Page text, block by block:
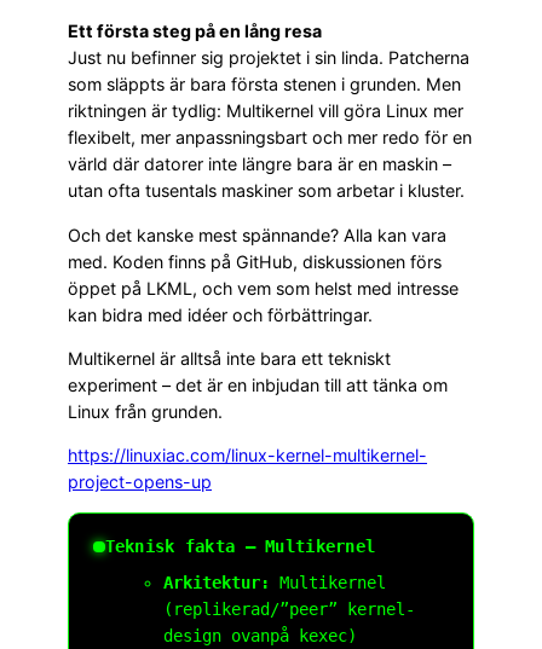
Ett första steg på en lång resa
Just nu befinner sig projektet i sin linda. Patcherna
som släppts är bara första stenen i grunden. Men
riktningen är tydlig: Multikernel vill göra Linux mer
flexibelt, mer anpassningsbart och mer redo för en
värld där datorer inte längre bara är en maskin –
utan ofta tusentals maskiner som arbetar i kluster.
Och det kanske mest spännande? Alla kan vara
med. Koden finns på GitHub, diskussionen förs
öppet på LKML, och vem som helst med intresse
kan bidra med idéer och förbättringar.
Multikernel är alltså inte bara ett tekniskt
experiment – det är en inbjudan till att tänka om
Linux från grunden.
https://linuxiac.com/linux-kernel-multikernel-
project-opens-up
Teknisk fakta – Multikernel
Arkitektur: Multikernel
(replikerad/”peer” kernel-
design ovanpå kexec)